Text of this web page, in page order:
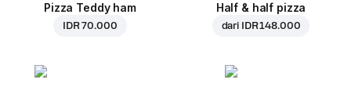
Pizza Teddy ham
IDR 70.000
Half & half pizza
dari IDR 148.000